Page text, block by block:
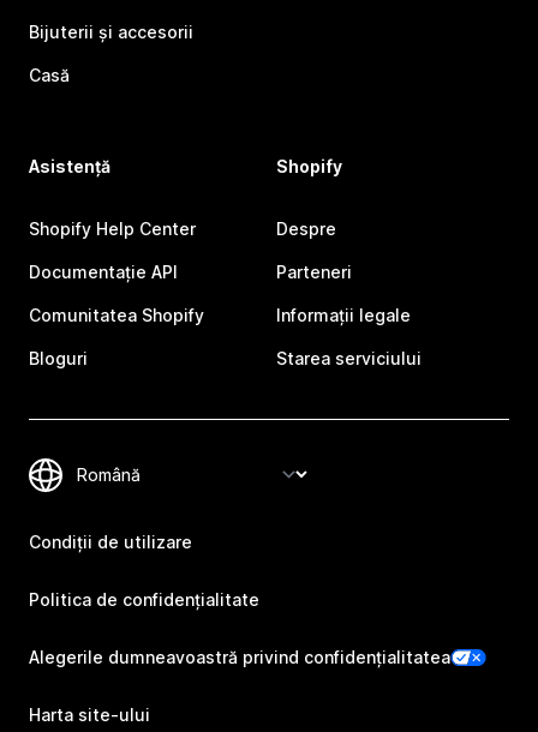
Bijuterii și accesorii
Casă
Asistență
Shopify Help Center
Documentație API
Comunitatea Shopify
Bloguri
Shopify
Despre
Parteneri
Informații legale
Starea serviciului
Condiții de utilizare
Politica de confidențialitate
Alegerile dumneavoastră privind confidențialitatea
Harta site-ului